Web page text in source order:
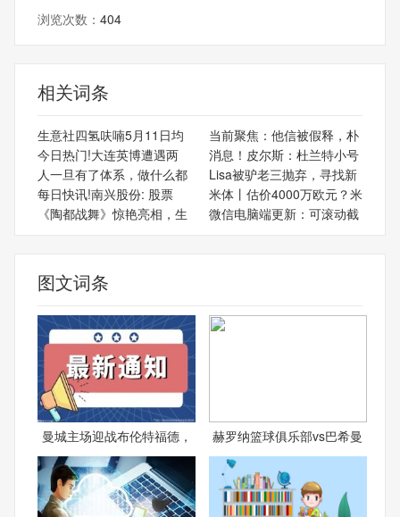
浏览次数： 404
相关词条
生意社四氢呋喃5月11日均
当前聚焦：他信被假释，朴
今日热门!大连英博遭遇两
消息！皮尔斯：杜兰特小号
人一旦有了体系，做什么都
Lisa被驴老三抛弃，寻找新
每日快讯!南兴股份: 股票
米体丨估价4000万欧元？米
《陶都战舞》惊艳亮相，生
微信电脑端更新：可滚动截
图文词条
曼城主场迎战布伦特福德， 赫罗纳篮球俱乐部vs巴希曼